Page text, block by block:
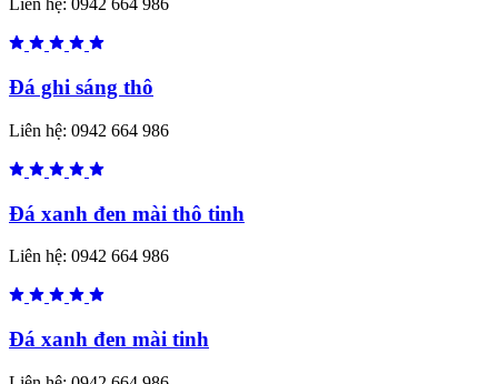
Liên hệ: 0942 664 986
Đá ghi sáng thô
Liên hệ: 0942 664 986
Đá xanh đen mài thô tinh
Liên hệ: 0942 664 986
Đá xanh đen mài tinh